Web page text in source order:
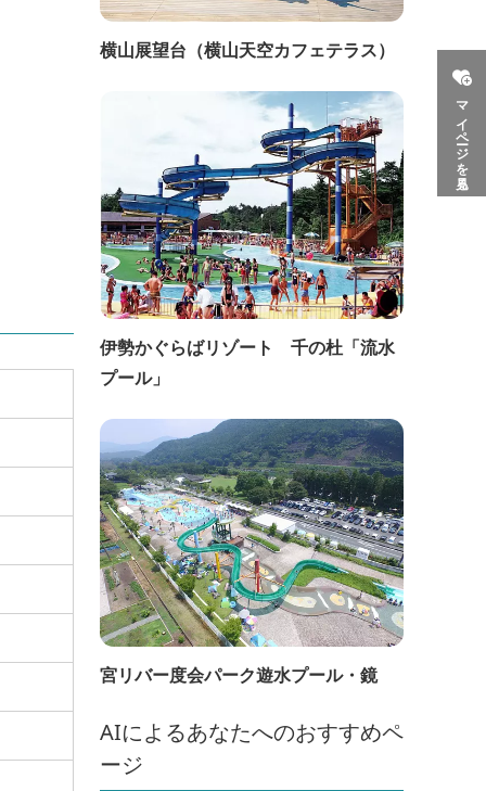
マイページを見る
横山展望台（横山天空カフェテラス）
伊勢かぐらばリゾート 千の杜「流水
プール」
宮リバー度会パーク遊水プール・鏡
AIによるあなたへのおすすめペ
ージ